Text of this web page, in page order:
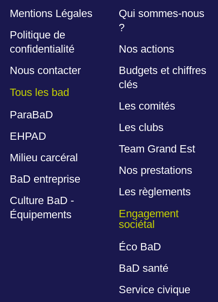
Mentions Légales
Politique de
confidentialité
Nous contacter
Tous les bad
ParaBaD
EHPAD
Milieu carcéral
BaD entreprise
Culture BaD -
Équipements
Qui sommes-nous
?
Nos actions
Budgets et chiffres
clés
Les comités
Les clubs
Team Grand Est
Nos prestations
Les règlements
Engagement
sociétal
Éco BaD
BaD santé
Service civique